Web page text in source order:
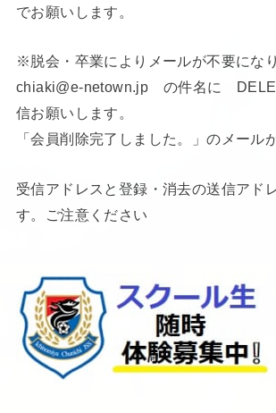
でお願いします。
※脱会・卒業によりメールが不要にな
chiaki@e-netown.jp の件名に
信お願いします。
「会員削除完了しました。」のメール
受信アドレスと登録・消去の送信アド
す。ご注意ください